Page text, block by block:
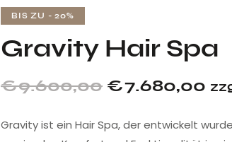
BIS ZU - 20%
Gravity Hair Spa
€9.600,00 €7.680,00
Gravity ist ein Hair Spa, der entwickelt